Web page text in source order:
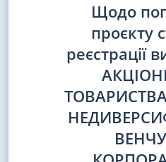
Щодо
проєкту
реєстрації